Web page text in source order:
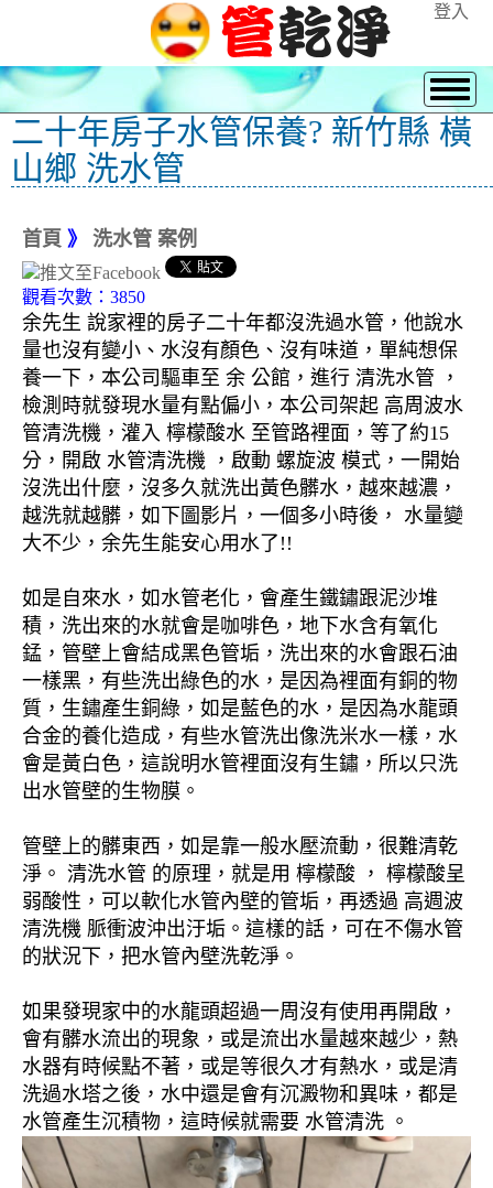
登入
二十年房子水管保養? 新竹縣 橫
山鄉 洗水管
首頁 》 洗水管 案例
觀看次數：3850
余先生 說家裡的房子二十年都沒洗過水管，他說水
量也沒有變小、水沒有顏色、沒有味道，單純想保
養一下，本公司驅車至 余 公館，進行 清洗水管 ，
檢測時就發現水量有點偏小，本公司架起 高周波水
管清洗機，灌入 檸檬酸水 至管路裡面，等了約15
分，開啟 水管清洗機 ，啟動 螺旋波 模式，一開始
沒洗出什麼，沒多久就洗出黃色髒水，越來越濃，
越洗就越髒，如下圖影片，一個多小時後， 水量變
大不少，余先生能安心用水了!!
如是自來水，如水管老化，會產生鐵鏽跟泥沙堆
積，洗出來的水就會是咖啡色，地下水含有氧化
錳，管壁上會結成黑色管垢，洗出來的水會跟石油
一樣黑，有些洗出綠色的水，是因為裡面有銅的物
質，生鏽產生銅綠，如是藍色的水，是因為水龍頭
合金的養化造成，有些水管洗出像洗米水一樣，水
會是黃白色，這說明水管裡面沒有生鏽，所以只洗
出水管壁的生物膜。
管壁上的髒東西，如是靠一般水壓流動，很難清乾
淨。 清洗水管 的原理，就是用 檸檬酸 ， 檸檬酸呈
弱酸性，可以軟化水管內壁的管垢，再透過 高週波
清洗機 脈衝波沖出汙垢。這樣的話，可在不傷水管
的狀況下，把水管內壁洗乾淨。
如果發現家中的水龍頭超過一周沒有使用再開啟，
會有髒水流出的現象，或是流出水量越來越少，熱
水器有時候點不著，或是等很久才有熱水，或是清
洗過水塔之後，水中還是會有沉澱物和異味，都是
水管產生沉積物，這時候就需要 水管清洗 。